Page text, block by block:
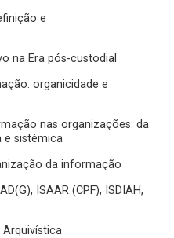
e
na Era pós-custodial
organicidade e
nas organizações: da
e sistémica
da informação
ISAAR (CPF), ISDIAH,